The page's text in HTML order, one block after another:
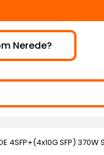
Nerede?
4SFP+(4x10G SFP) 370W